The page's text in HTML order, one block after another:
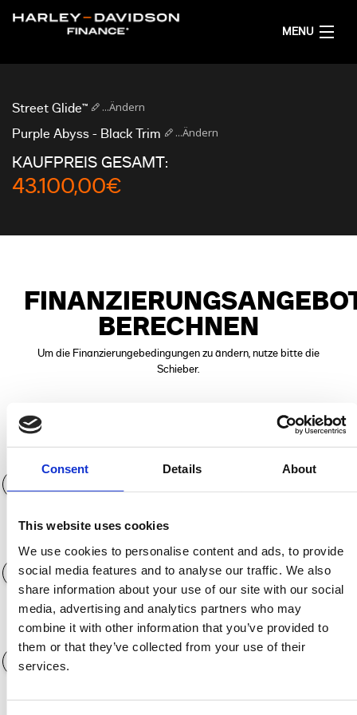
Consent Details About
This website uses cookies
We use cookies to personalise content and ads, to provide
social media features and to analyse our traffic. We also
share information about your use of our site with our social
media, advertising and analytics partners who may
combine it with other information that you’ve provided to
them or that they’ve collected from your use of their
services.
MENU
FINANZIERUNGSANGEBOT RECHNEN
Street Glide™ ...Ändern
Purple Abyss - Black Trim ...Ändern
KAUFPREIS GESAMT:
43.100,00€
BERECHNEN
Um die Finanzierungebedingungen zu ändern, nutze bitte die
Schieber.
Anzahlung (€) 0€
Jahreskilometerleistung 3.000 KM